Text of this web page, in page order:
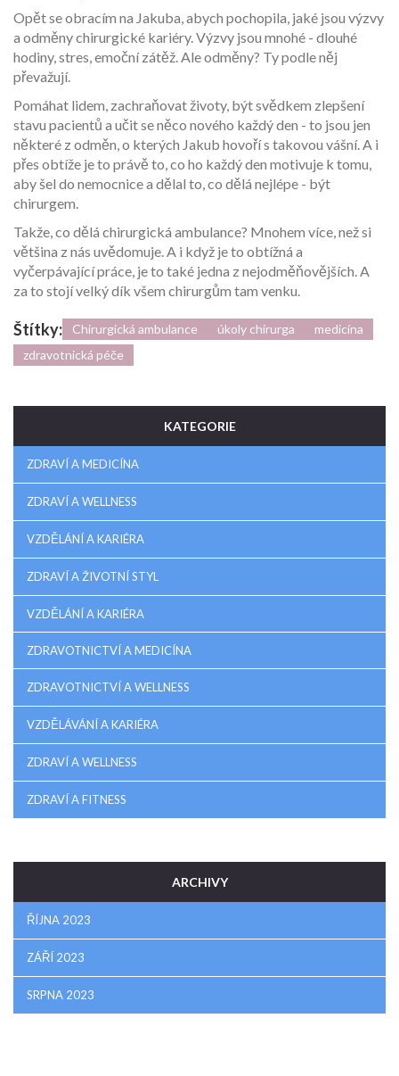
Opět se obracím na Jakuba, abych pochopila, jaké jsou výzvy
a odměny chirurgické kariéry. Výzvy jsou mnohé - dlouhé
hodiny, stres, emoční zátěž. Ale odměny? Ty podle něj
převažují.
Pomáhat lidem, zachraňovat životy, být svědkem zlepšení
stavu pacientů a učit se něco nového každý den - to jsou jen
některé z odměn, o kterých Jakub hovoří s takovou vášní. A i
přes obtíže je to právě to, co ho každý den motivuje k tomu,
aby šel do nemocnice a dělal to, co dělá nejlépe - být
chirurgem.
Takže, co dělá chirurgická ambulance? Mnohem více, než si
většina z nás uvědomuje. A i když je to obtížná a
vyčerpávající práce, je to také jedna z nejodměňovějších. A
za to stojí velký dík všem chirurgům tam venku.
Štítky: Chirurgická ambulance úkoly chirurga
medicína
zdravotnická péče
KATEGORIE
ZDRAVÍ A MEDICÍNA
ZDRAVÍ A WELLNESS
VZDĚLÁNÍ A KARIÉRA
ZDRAVÍ A ŽIVOTNÍ STYL
VZDĚLÁNÍ A KARIÉRA
ZDRAVOTNICTVÍ A MEDICÍNA
ZDRAVOTNICTVÍ A WELLNESS
VZDĚLÁVÁNÍ A KARIÉRA
ZDRAVÍ A WELLNESS
ZDRAVÍ A FITNESS
ARCHIVY
ŘÍJNA 2023
ZÁŘÍ 2023
SRPNA 2023